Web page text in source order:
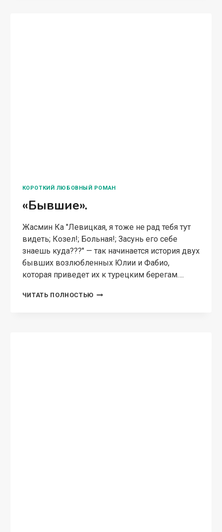
КОРОТКИЙ ЛЮБОВНЫЙ РОМАН
«Бывшие».
Жасмин Ка "Левицкая, я тоже не рад тебя тут
видеть; Козел!; Больная!; Засунь его себе
знаешь куда???" — так начинается история двух
бывших возлюбленных Юлии и Фабио,
которая приведет их к турецким берегам….
ЧИТАТЬ ПОЛНОСТЬЮ «БЫВШИЕ».